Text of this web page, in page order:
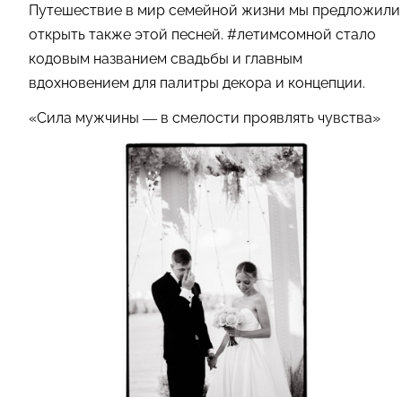
Путешествие в мир семейной жизни мы предложили
открыть также этой песней. #летимсомной стало
кодовым названием свадьбы и главным
вдохновением для палитры декора и концепции.
«Сила мужчины — в смелости проявлять чувства»